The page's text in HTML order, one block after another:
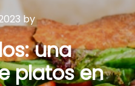
by
una
platos en